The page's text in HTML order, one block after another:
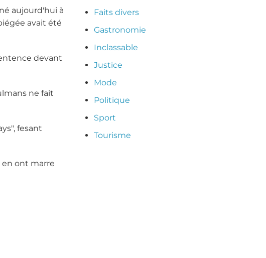
aujourd'hui à
avait été
devant
ne fait
fesant
en ont marre
Faits divers
Gastronomie
Inclassable
Justice
Mode
Politique
Sport
Tourisme